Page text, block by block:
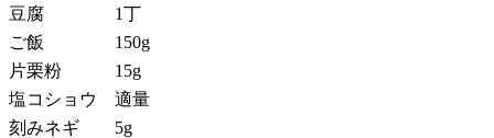
豆腐 1丁
ご飯 150g
片栗粉 15g
塩コショウ 適量
刻みネギ 5g